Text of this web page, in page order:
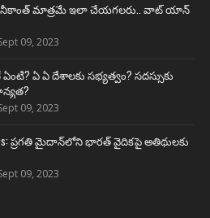
రజనీకాంత్ మాత్రమే ఇలా చేయగలరు.. వాట్ యాన్
09, 2023
ఏంటి? ఏ ఏ దేశాలకు సభ్యత్వం? సదస్సుకు
09, 2023
ప్రగతి మైదాన్‌లోని భారత్ వైదికపై అతిథులకు
09, 2023